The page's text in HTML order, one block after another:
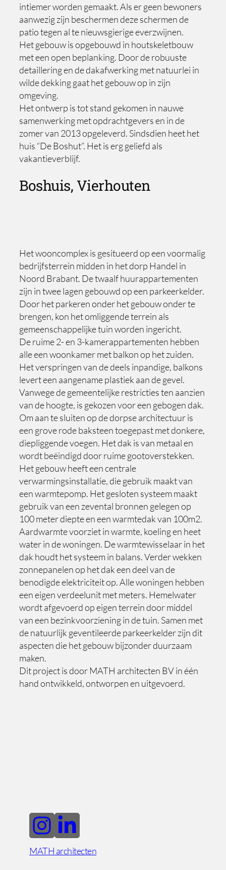
intiemer worden gemaakt. Als er geen bewoners
aanwezig zijn beschermen deze schermen de
patio tegen al te nieuwsgierige everzwijnen.
Het gebouw is opgebouwd in houtskeletbouw
met een open beplanking. Door de robuuste
detaillering en de dakafwerking met natuurlei in
wilde dekking gaat het gebouw op in zijn
omgeving.
Het ontwerp is tot stand gekomen in nauwe
samenwerking met opdrachtgevers en in de
zomer van 2013 opgeleverd. Sindsdien heet het
huis “De Boshut”. Het is erg geliefd als
vakantieverblijf.
Boshuis, Vierhouten
Het wooncomplex is gesitueerd op een voormalig
bedrijfsterrein midden in het dorp Handel in
Noord Brabant. De twaalf huurappartementen
zijn in twee lagen gebouwd op een parkeerkelder.
Door het parkeren onder het gebouw onder te
brengen, kon het omliggende terrein als
gemeenschappelijke tuin worden ingericht.
De ruime 2- en 3-kamerappartementen hebben
alle een woonkamer met balkon op het zuiden.
Het verspringen van de deels inpandige, balkons
levert een aangename plastiek aan de gevel.
Vanwege de gemeentelijke restricties ten aanzien
van de hoogte, is gekozen voor een gebogen dak.
Om aan te sluiten op de dorpse architectuur is
een grove rode baksteen toegepast met donkere,
diepliggende voegen. Het dak is van metaal en
wordt beëindigd door ruime gootoverstekken.
Het gebouw heeft een centrale
verwarmingsinstallatie, die gebruik maakt van
een warmtepomp. Het gesloten systeem maakt
gebruik van een zevental bronnen gelegen op
100 meter diepte en een warmtedak van 100m2.
Aardwarmte voorziet in warmte, koeling en heet
water in de woningen. De warmtewisselaar in het
dak houdt het systeem in balans. Verder wekken
zonnepanelen op het dak een deel van de
benodigde elektriciteit op. Alle woningen hebben
een eigen verdeelunit met meters. Hemelwater
wordt afgevoerd op eigen terrein door middel
van een bezinkvoorziening in de tuin. Samen met
de natuurlijk geventileerde parkeerkelder zijn dit
aspecten die het gebouw bijzonder duurzaam
maken.
Dit project is door MATH architecten BV in één
hand ontwikkeld, ontworpen en uitgevoerd.
MATH architecten